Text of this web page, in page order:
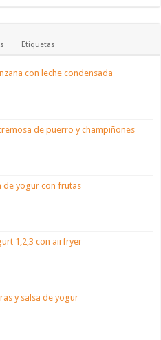
Etiquetas
con leche condensada
de puerro y champiñones
de yogur con frutas
1,2,3 con airfryer
y salsa de yogur